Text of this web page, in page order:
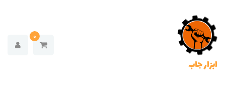
ابزار جاب
0